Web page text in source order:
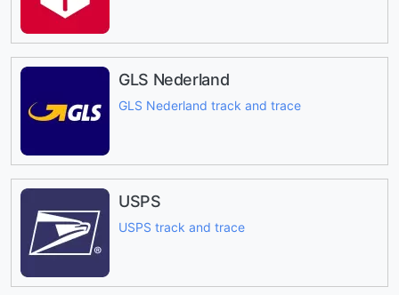
GLS Nederland
GLS Nederland track and trace
USPS
USPS track and trace